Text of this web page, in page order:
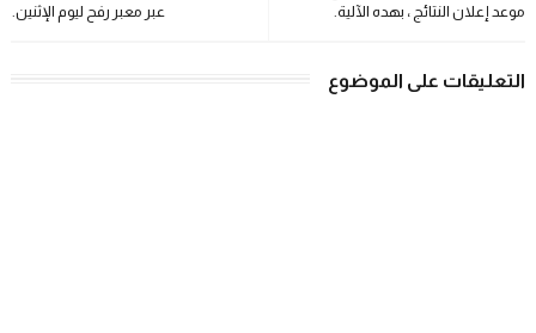
عبر معبر رفح ليوم الإثنين.
موعد إعلان النتائج ، بهده الآلية.
التعليقات على الموضوع